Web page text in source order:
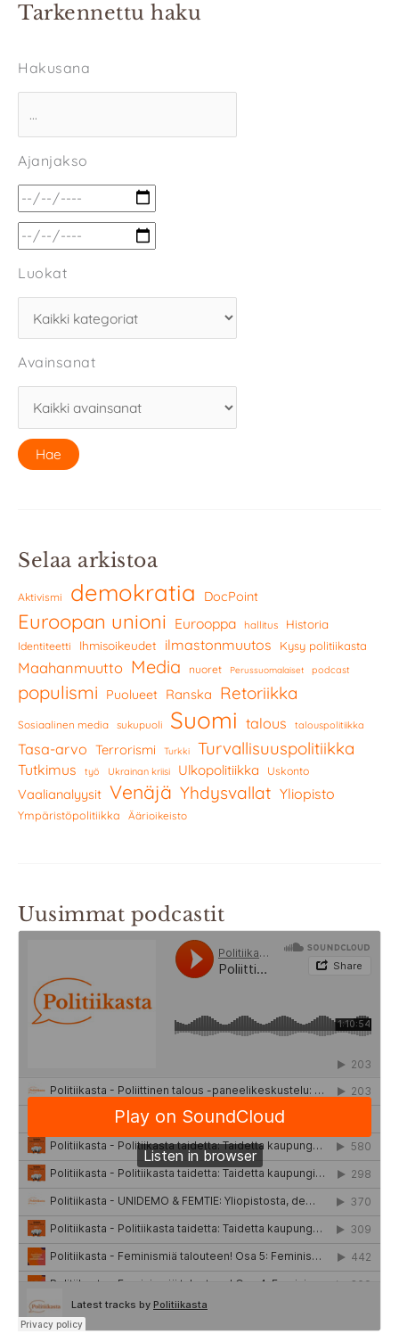
Tarkennettu haku
Hakusana
Ajanjakso
Luokat
Avainsanat
Selaa arkistoa
Aktivismi demokratia DocPoint
Euroopan unioni Eurooppa hallitus Historia
Identiteetti Ihmisoikeudet ilmastonmuutos Kysy politiikasta
Maahanmuutto Media nuoret Perussuomalaiset podcast
populismi Puolueet Ranska Retoriikka
Sosiaalinen media sukupuoli Suomi talous talouspolitiikka
Tasa-arvo Terrorismi Turkki Turvallisuuspolitiikka
Tutkimus työ Ukrainan kriisi Ulkopolitiikka Uskonto
Vaalianalyysit Venäjä Yhdysvallat Yliopisto
Ympäristöpolitiikka Äärioikeisto
Uusimmat podcastit